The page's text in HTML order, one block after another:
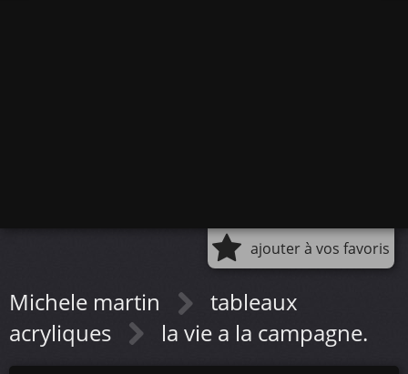
ajouter à vos favoris
Michele martin
tableaux
acryliques
la vie a la campagne.